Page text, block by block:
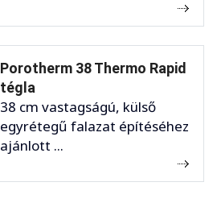
Porotherm 38 Thermo Rapid
tégla
38 cm vastagságú, külső
egyrétegű falazat építéséhez
ajánlott ...